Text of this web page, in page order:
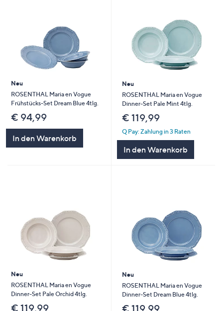
Neu
ROSENTHAL Maria en Vogue
Frühstücks-Set Dream Blue 4tlg.
€ 94,99
In den Warenkorb
Neu
ROSENTHAL Maria en Vogue
Dinner-Set Pale Mint 4tlg.
€ 119,99
Q Pay: Zahlung in 3 Raten
In den Warenkorb
Neu
ROSENTHAL Maria en Vogue
Dinner-Set Pale Orchid 4tlg.
€ 119,99
Neu
ROSENTHAL Maria en Vogue
Dinner-Set Dream Blue 4tlg.
€ 119,99